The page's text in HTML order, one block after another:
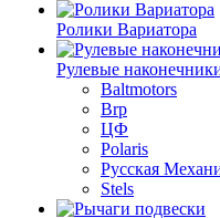
Ролики Вариатора
Рулевые
Baltmotors
Brp
ЦФ
Polaris
Русская
Stels